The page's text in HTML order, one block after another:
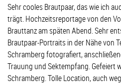
Sehr cooles Brautpaar, das wie ich
trägt. Hochzeitsreportage von den
Brauttanz am späten Abend. Sehr
Brautpaar-Portraits in der Nähe von
Schramberg fotografiert,
Trauung und Sektempfang. Gefeiert
Schramberg. Tolle Location, auch